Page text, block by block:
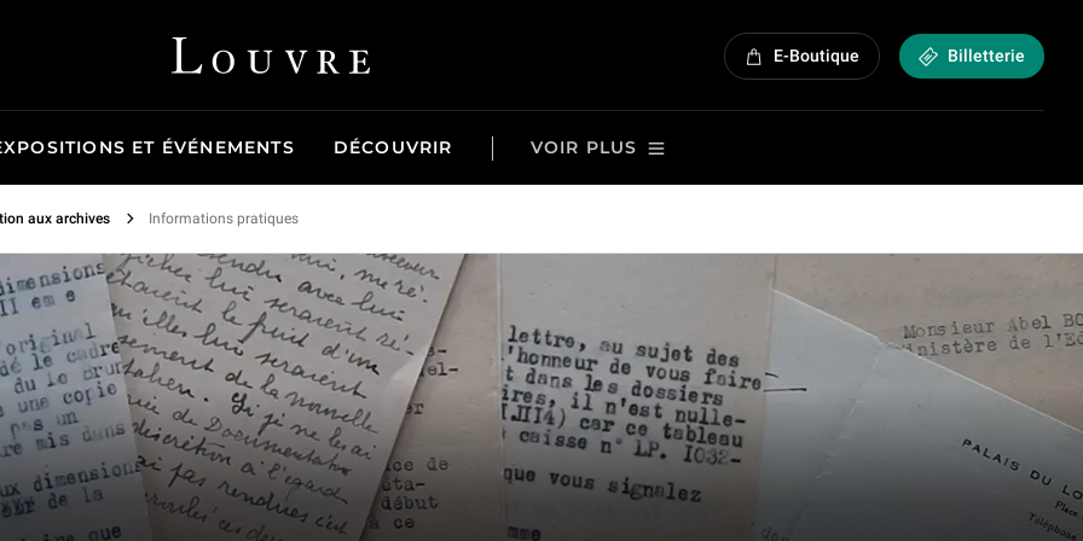
Louvre - Retour à l'accueil E-Boutique Billetterie
ET ÉVÉNEMENTS DÉCOUVRIR VOIR PLUS
aux archives Informations pratiques